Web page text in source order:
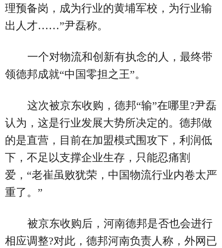
理预备岗，成为行业的黄埔军校，为行业输
出人才……”尹磊称。
一个对物流和创新有执念的人，最终带
领德邦成就“中国零担之王”。
这次被京东收购，德邦“输”在哪里?尹磊
认为，这是行业发展大势所决定的。德邦做
的是直营，目前在加盟模式围攻下，利润低
下，不足以支撑企业生存，只能忍痛割
爱，“老崔虽败犹荣，中国物流行业内卷太严
重了。”
被京东收购后，河南德邦是否也会进行
相应调整?对此，德邦河南负责人称，外网已